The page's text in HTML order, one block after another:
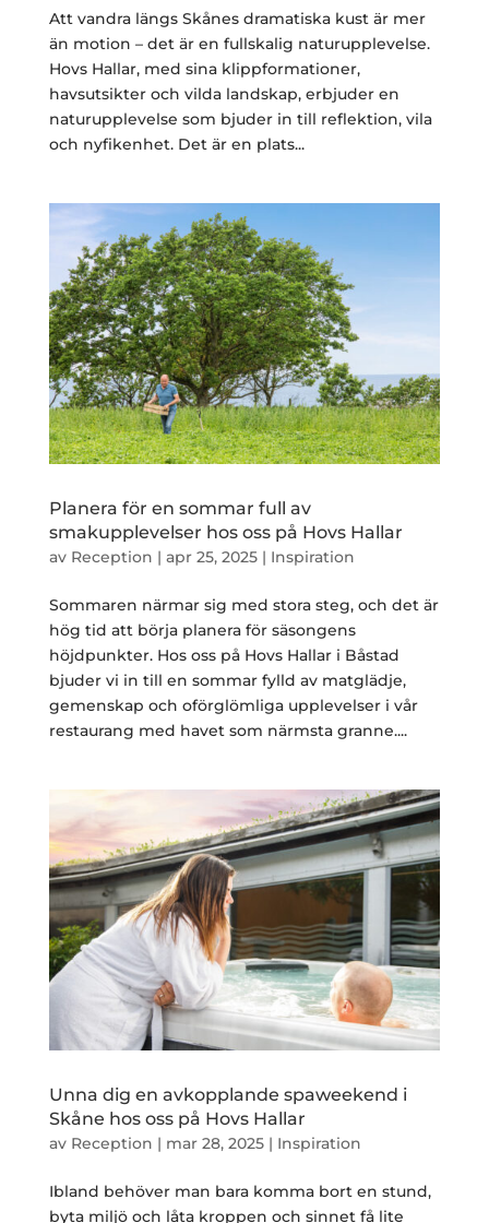
Att vandra längs Skånes dramatiska kust är mer
än motion – det är en fullskalig naturupplevelse.
Hovs Hallar, med sina klippformationer,
havsutsikter och vilda landskap, erbjuder en
naturupplevelse som bjuder in till reflektion, vila
och nyfikenhet. Det är en plats...
Planera för en sommar full av
smakupplevelser hos oss på Hovs Hallar
av Reception | apr 25, 2025| Inspiration
Sommaren närmar sig med stora steg, och det är
hög tid att börja planera för säsongens
höjdpunkter. Hos oss på Hovs Hallar i Båstad
bjuder vi in till en sommar fylld av matglädje,
gemenskap och oförglömliga upplevelser i vår
restaurang med havet som närmsta granne....
Unna dig en avkopplande spaweekend i
Skåne hos oss på Hovs Hallar
av Reception | mar 28, 2025| Inspiration
Ibland behöver man bara komma bort en stund,
byta miljö och låta kroppen och sinnet få lite